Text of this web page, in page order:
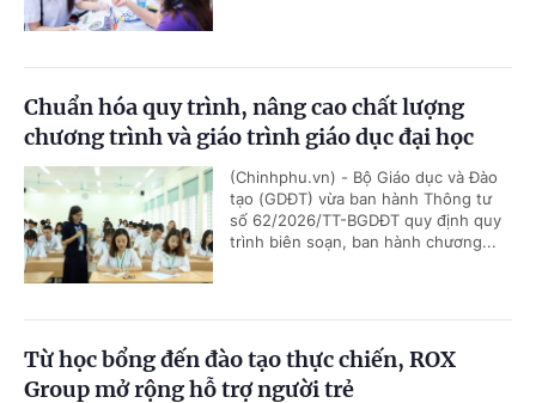
Chuẩn hóa quy trình, nâng cao chất lượng
chương trình và giáo trình giáo dục đại học
(Chinhphu.vn) - Bộ Giáo dục và Đào
tạo (GDĐT) vừa ban hành Thông tư
số 62/2026/TT-BGDĐT quy định quy
trình biên soạn, ban hành chương...
Từ học bổng đến đào tạo thực chiến, ROX
Group mở rộng hỗ trợ người trẻ